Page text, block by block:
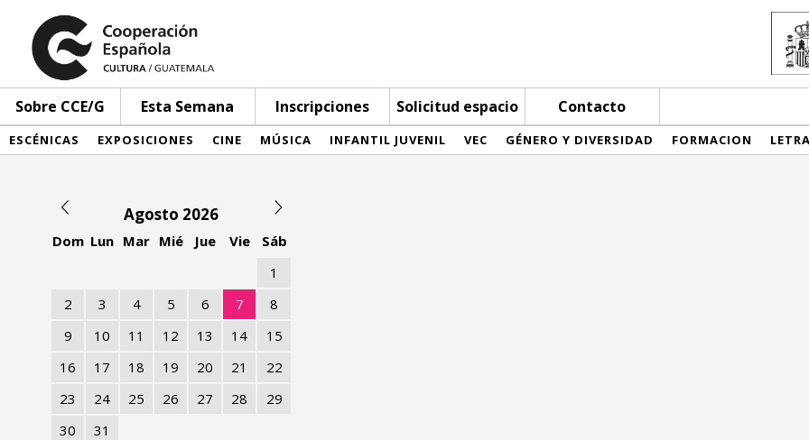
Sobre CCE/G Esta Semana Inscripciones Solicitud espacio Contacto
ESCÉNICAS EXPOSICIONES CINE MÚSICA INFANTIL JUVENIL VEC GÉNERO Y DIVERSIDAD FORMACION
Agosto 2026
Dom Lun Mar Mié Jue Vie
Sáb
1
2
3 4 5 6 7
8
9
10 11 12 13 14
15
16
17 18 19 20 21
22
23
24 25 26 27 28
29
30
31